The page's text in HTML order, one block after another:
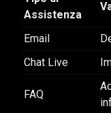
Assistenza
Email
Chat Live
FAQ